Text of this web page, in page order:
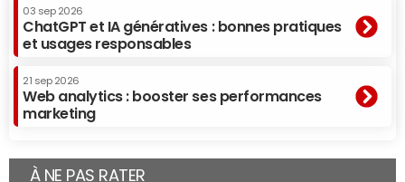
03 sep 2026
ChatGPT et IA génératives : bonnes pratiques
et usages responsables
21 sep 2026
Web analytics : booster ses performances
marketing
À NE PAS RATER